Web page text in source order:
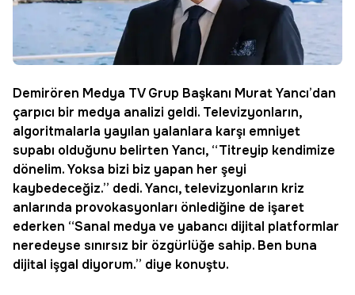
Demirören Medya TV Grup Başkanı Murat Yancı’dan
çarpıcı bir medya analizi geldi. Televizyonların,
algoritmalarla yayılan yalanlara karşı emniyet
supabı olduğunu belirten Yancı, “Titreyip kendimize
dönelim. Yoksa bizi biz yapan her şeyi
kaybedeceğiz.” dedi. Yancı, televizyonların kriz
anlarında provokasyonları önlediğine de işaret
ederken “Sanal medya ve yabancı dijital platformlar
neredeyse sınırsız bir özgürlüğe sahip. Ben buna
dijital işgal diyorum.” diye konuştu.